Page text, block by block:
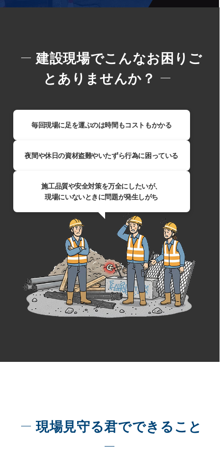
建設現場でこんなお困りご
とありませんか？
毎回現場に足を運ぶのは時間もコストもかかる​
夜間や休日の資材盗難やいたずら行為に困っている
施工品質や安全対策を万全にしたいが、
現場にいないときに問題が発生しがち
現場見守る君でできること